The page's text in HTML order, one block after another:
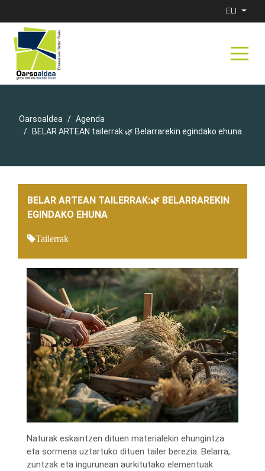
EU
Oarsoaldea
Agenda
BELAR ARTEAN tailerrak:🌿 Belarrarekin egindako ehuna
BELAR ARTEAN TAILERRAK:🌿 BELARRAREKIN
EGINDAKO EHUNA
Tailerrak
Naturak eskaintzen dituen materialekin ehungintza
eta sormena uztartuko dituen tailer berezia. Belarra,
zuntzak eta ingurunean aurkitutako elementuak